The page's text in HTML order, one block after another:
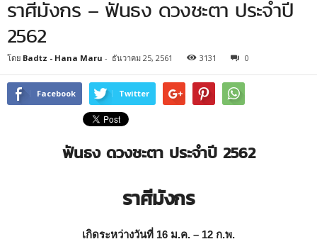
ราศีมังกร – ฟันธง ดวงชะตา ประจำปี
2562
โดย Badtz - Hana Maru - ธันวาคม 25, 2561 3131 0
Facebook Twitter
ฟันธง ดวงชะตา ประจำปี 2562
ราศีมังกร
เกิดระหว่างวันที่ 16 ม.ค. – 12 ก.พ.